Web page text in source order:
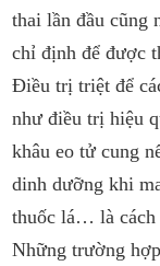
thai lần đầu cũng
chỉ định để được
Điều trị triệt để
như điều trị hiệu
khâu eo tử cung
dinh dưỡng khi
thuốc lá… là cách
Những trường